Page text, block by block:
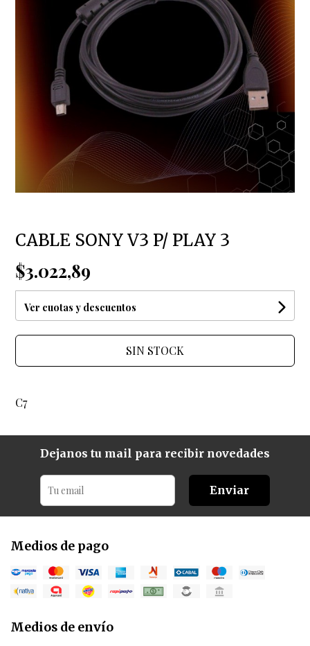
CABLE SONY V3 P/ PLAY 3
$3.022,89
Ver cuotas y descuentos
SIN STOCK
C7
Dejanos tu mail para recibir novedades
Enviar
Medios de pago
Medios de envío